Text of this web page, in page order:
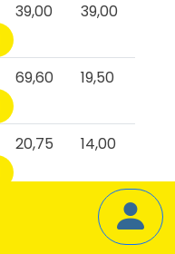
39,00
39,00
69,60
19,50
20,75
14,00
12,00